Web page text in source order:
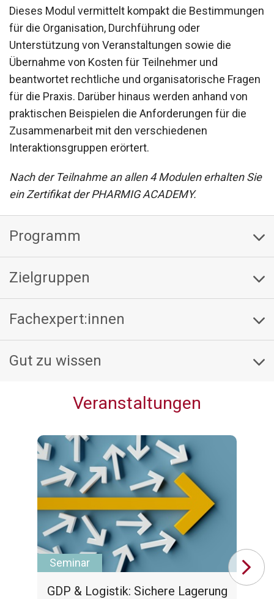
Dieses Modul vermittelt kompakt die Bestimmungen
für die Organisation, Durchführung oder
Unterstützung von Veranstaltungen sowie die
Übernahme von Kosten für Teilnehmer und
beantwortet rechtliche und organisatorische Fragen
für die Praxis. Darüber hinaus werden anhand von
praktischen Beispielen die Anforderungen für die
Zusammenarbeit mit den verschiedenen
Interaktionsgruppen erörtert.
Nach der Teilnahme an allen 4 Modulen erhalten Sie
ein Zertifikat der PHARMIG ACADEMY.
Programm
Zielgruppen
Fachexpert:innen
Gut zu wissen
Veranstaltungen
Seminar
GDP & Logistik: Sichere Lagerung